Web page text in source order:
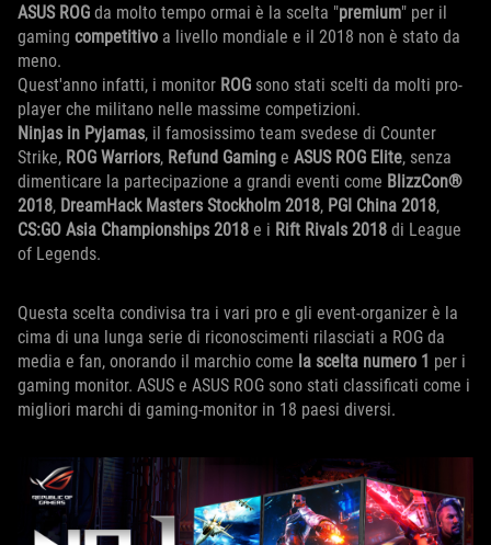
ASUS ROG da molto tempo ormai è la scelta "premium" per il
gaming competitivo a livello mondiale e il 2018 non è stato da
meno.
Quest'anno infatti, i monitor ROG sono stati scelti da molti pro-
player che militano nelle massime competizioni.
Ninjas in Pyjamas, il famosissimo team svedese di Counter
Strike, ROG Warriors, Refund Gaming e ASUS ROG Elite, senza
dimenticare la partecipazione a grandi eventi come BlizzCon®
2018, DreamHack Masters Stockholm 2018, PGI China 2018,
CS:GO Asia Championships 2018 e i Rift Rivals 2018 di League
of Legends.
Questa scelta condivisa tra i vari pro e gli event-organizer è la
cima di una lunga serie di riconoscimenti rilasciati a ROG da
media e fan, onorando il marchio come la scelta numero 1 per i
gaming monitor. ASUS e ASUS ROG sono stati classificati come i
migliori marchi di gaming-monitor in 18 paesi diversi.